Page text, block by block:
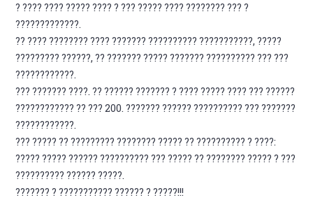
? ???? ???? ????? ???? ? ??? ????? ???? ???????? ??? ?
?????????????.
?? ???? ???????? ???? ??????? ?????????? ???????????, ?????
????????? ??????, ?? ??????? ????? ??????? ?????????? ??? ???
????????????.
??? ??????? ????. ?? ?????? ??????? ? ???? ????? ???? ??? ??????
???????????? ?? ??? 200. ??????? ?????? ?????????? ??? ???????
????????????.
??? ????? ?? ????????? ???????? ????? ?? ?????????? ? ????:
????? ????? ?????? ?????????? ??? ????? ?? ???????? ????? ? ???
?????????? ?????? ?????.
??????? ? ??????????? ?????? ? ?????!!!